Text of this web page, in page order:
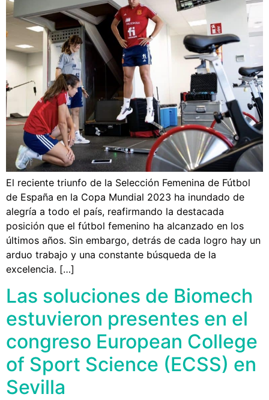
El reciente triunfo de la Selección Femenina de Fútbol
de España en la Copa Mundial 2023 ha inundado de
alegría a todo el país, reafirmando la destacada
posición que el fútbol femenino ha alcanzado en los
últimos años. Sin embargo, detrás de cada logro hay un
arduo trabajo y una constante búsqueda de la
excelencia. […]
Las soluciones de Biomech
estuvieron presentes en el
congreso European College
of Sport Science (ECSS) en
Sevilla